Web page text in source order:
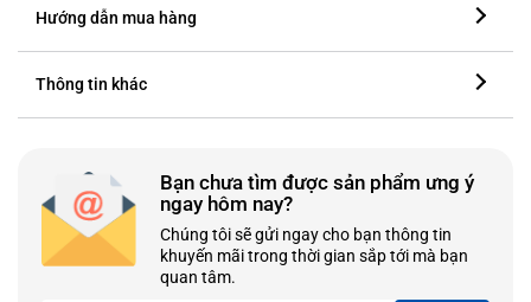
Hướng dẫn mua hàng
Thông tin khác
Bạn chưa tìm được sản phẩm ưng ý
ngay hôm nay?
Chúng tôi sẽ gửi ngay cho bạn thông tin
khuyến mãi trong thời gian sắp tới mà bạn
quan tâm.